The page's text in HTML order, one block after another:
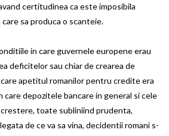
certitudinea ca este imposibila
sa produca o scanteie.
in care guvernele europene erau
deficitelor sau chiar de crearea de
apetitul romanilor pentru credite era
care depozitele bancare in general si cele
toate subliniind prudenta,
de ce va sa vina, decidentii romani s-